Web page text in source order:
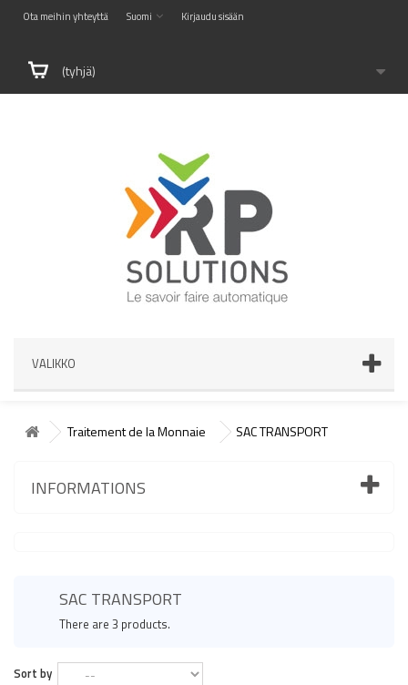
Ota meihin yhteyttä Suomi Kirjaudu sisään
(tyhjä)
VALIKKO
Traitement de la Monnaie SAC TRANSPORT
INFORMATIONS
SAC TRANSPORT
There are 3 products.
Sort by